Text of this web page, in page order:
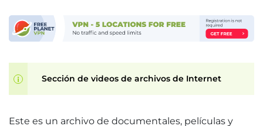
Sección de videos de archivos de Internet
Este es un archivo de documentales, películas y